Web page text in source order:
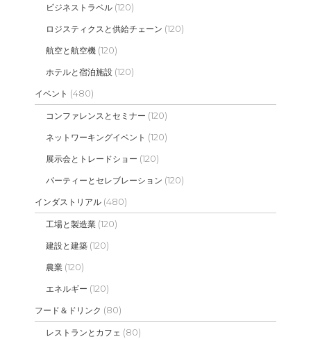
ビジネストラベル (120)
ロジスティクスと供給チェーン (120)
航空と航空機 (120)
ホテルと宿泊施設 (120)
イベント (480)
コンファレンスとセミナー (120)
ネットワーキングイベント (120)
展示会とトレードショー (120)
パーティーとセレブレーション (120)
インダストリアル (480)
工場と製造業 (120)
建設と建築 (120)
農業 (120)
エネルギー (120)
フード＆ドリンク (80)
レストランとカフェ (80)